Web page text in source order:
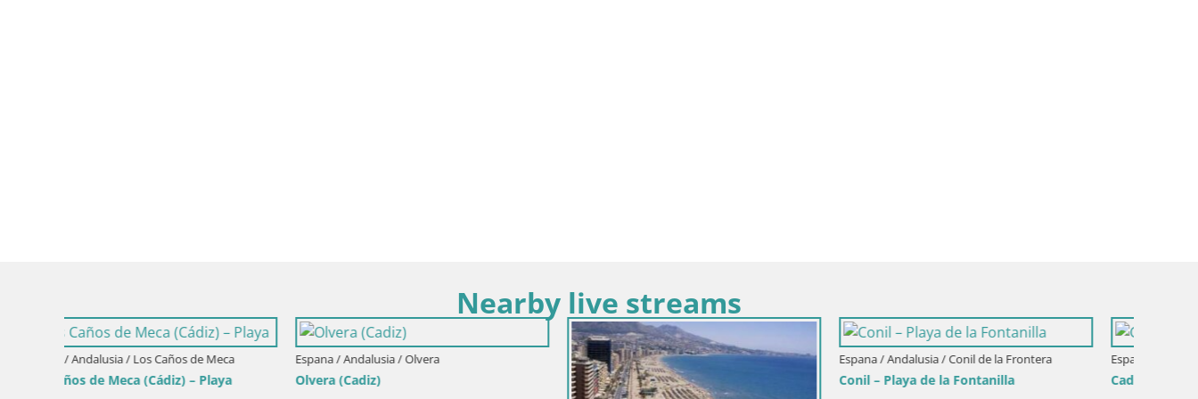
Nearby live streams
Espana / Andalusia / Conil de la Frontera
Conil – Playa de la Fontanilla
Espana / Andalusia / Cadiz
Cadiz – Playa Santa María del Mar Espana / Andalusia / Chiclana de la Frontera